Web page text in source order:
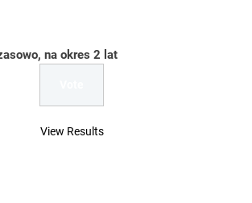
na okres 2 lat
View Results